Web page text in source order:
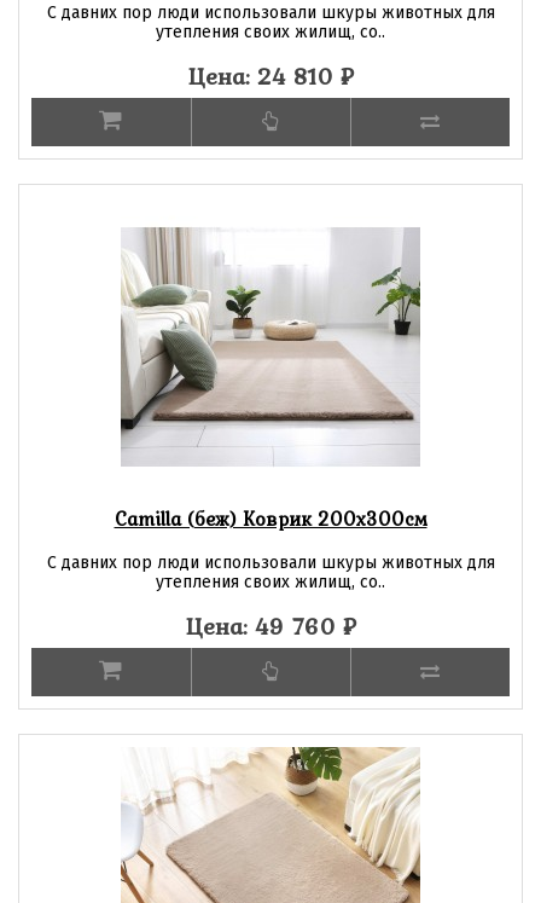
С давних пор люди использовали шкуры животных для
утепления своих жилищ, со..
Цена: 24 810 ₽
Camilla (беж) Коврик 200х300см
С давних пор люди использовали шкуры животных для
утепления своих жилищ, со..
Цена: 49 760 ₽